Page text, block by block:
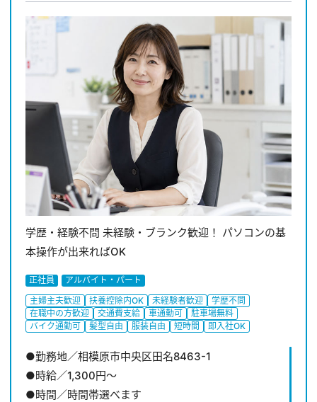
学歴・経験不問 未経験・ブランク歓迎！ パソコンの基
本操作が出来ればOK
正社員
アルバイト・パート
主婦主夫歓迎
扶養控除内OK 未経験者歓迎
学歴不問
在職中の方歓迎
交通費支給 車通勤可
駐車場無料
バイク通勤可
髪型自由 服装自由 短時間 即入社OK
●勤務地／相模原市中央区田名8463-1
●時給／1,300円～
●時間／時間帯選べます